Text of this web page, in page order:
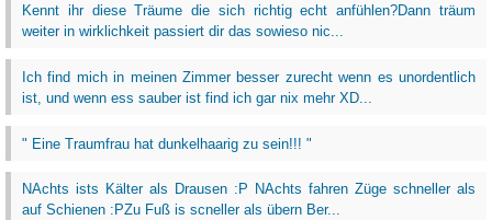
Kennt ihr diese Träume die sich richtig echt anfühlen?Dann träum
weiter in wirklichkeit passiert dir das sowieso nic...
Ich find mich in meinen Zimmer besser zurecht wenn es unordentlich
ist, und wenn ess sauber ist find ich gar nix mehr XD...
" Eine Traumfrau hat dunkelhaarig zu sein!!! "
NAchts ists Kälter als Drausen :P NAchts fahren Züge schneller als
auf Schienen :PZu Fuß is scneller als übern Ber...